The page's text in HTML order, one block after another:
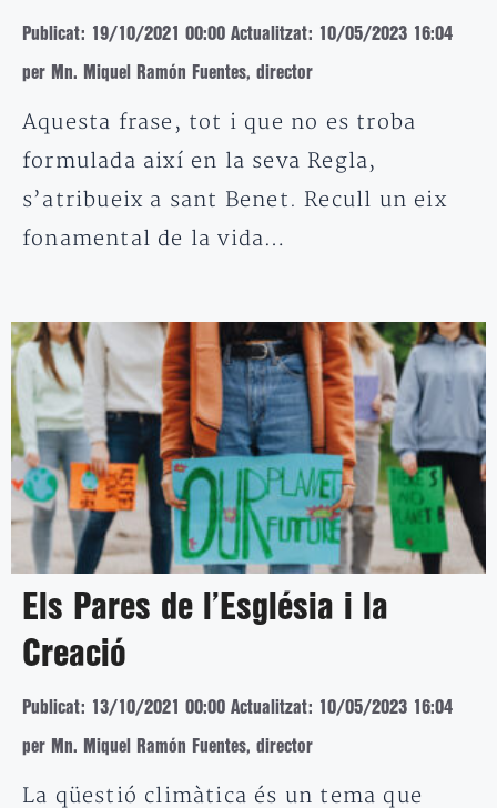
Publicat: 19/10/2021 00:00 Actualitzat: 10/05/2023 16:04
per Mn. Miquel Ramón Fuentes, director
Aquesta frase, tot i que no es troba
formulada així en la seva Regla,
s’atribueix a sant Benet. Recull un eix
fonamental de la vida…
Els Pares de l’Església i la
Creació
Publicat: 13/10/2021 00:00 Actualitzat: 10/05/2023 16:04
per Mn. Miquel Ramón Fuentes, director
La qüestió climàtica és un tema que